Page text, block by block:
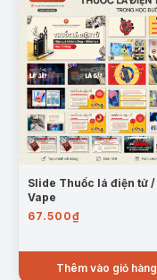
Slide Thuốc lá điện tử /
Vape
67.500₫
Thêm vào giỏ hàng